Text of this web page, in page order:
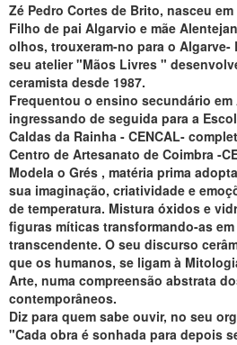
Zé Pedro Cortes de Brito, nasceu
Filho de pai Algarvio e mãe
olhos, trouxeram-no para o Algarve-
seu atelier "Mãos Livres "
ceramista desde 1987.
Frequentou o ensino secundário em
ingressando de seguida para a
Caldas da Rainha - CENCAL-
Centro de Artesanato de Coimbra -
Modela o Grés , matéria prima
sua imaginação, criatividade e
de temperatura. Mistura óxidos e
figuras míticas transformando-as
transcendente. O seu discurso
que os humanos, se ligam à
Arte, numa compreensão abstrata
contemporâneos.
Diz para quem sabe ouvir, no seu
"Cada obra é sonhada para depois